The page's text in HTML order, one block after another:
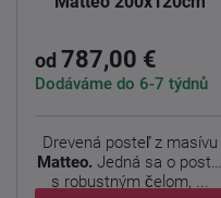
od 787,00 €
Dodáváme do 6-7 týdnů
Drevená posteľ z masívu
Matteo. Jedná sa o posteľ
s robustným čelom, ...